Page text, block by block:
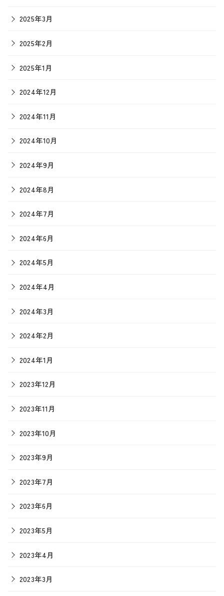
2025年3月
2025年2月
2025年1月
2024年12月
2024年11月
2024年10月
2024年9月
2024年8月
2024年7月
2024年6月
2024年5月
2024年4月
2024年3月
2024年2月
2024年1月
2023年12月
2023年11月
2023年10月
2023年9月
2023年7月
2023年6月
2023年5月
2023年4月
2023年3月